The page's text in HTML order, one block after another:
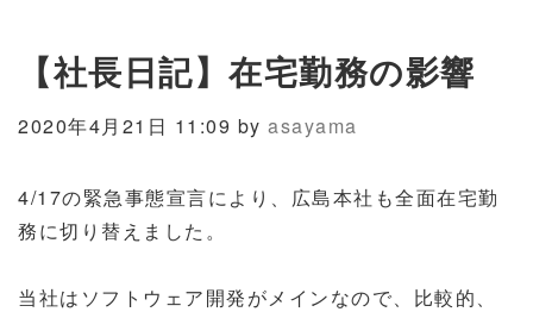
動
【社長日記】在宅勤務の影響
2020年4月21日 11:09 by asayama
4/17の緊急事態宣言により、広島本社も全面在宅勤
務に切り替えました。
当社はソフトウェア開発がメインなので、比較的、